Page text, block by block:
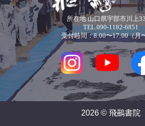
所在地 山口県宇部市川上
TEL.090-1182-6851
受付時間：8:00〜17:00（月
2026 © 飛䴏書院